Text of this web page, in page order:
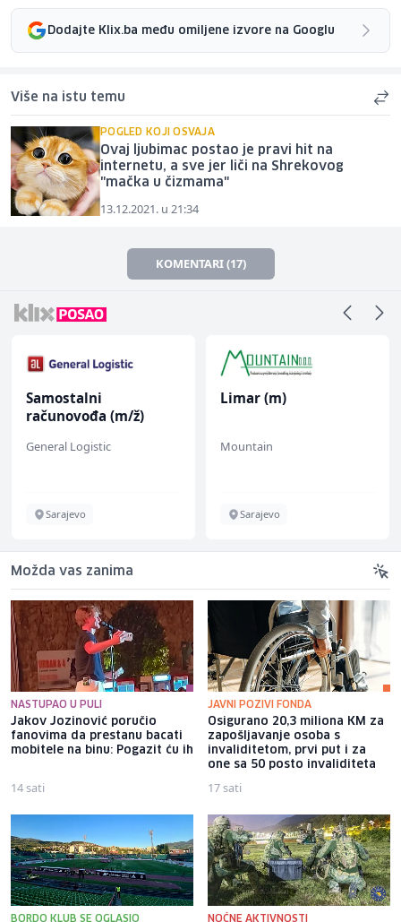
Dodajte Klix.ba među omiljene izvore na Googlu
Više na istu temu
POGLED KOJI OSVAJA
Ovaj ljubimac postao je pravi hit na
internetu, a sve jer liči na Shrekovog
"mačka u čizmama"
13.12.2021. u 21:34
KOMENTARI (17)
Samostalni
računovođa (m/ž)
General Logistic
Sarajevo
Limar (m)
Mountain
Sarajevo
Možda vas zanima
NASTUPAO U PULI
Jakov Jozinović poručio
fanovima da prestanu bacati
mobitele na binu: Pogazit ću ih
14 sati
JAVNI POZIVI FONDA
Osigurano 20,3 miliona KM za
zapošljavanje osoba s
invaliditetom, prvi put i za
one sa 50 posto invaliditeta
17 sati
BORDO KLUB SE OGLASIO NOĆNE AKTIVNOSTI